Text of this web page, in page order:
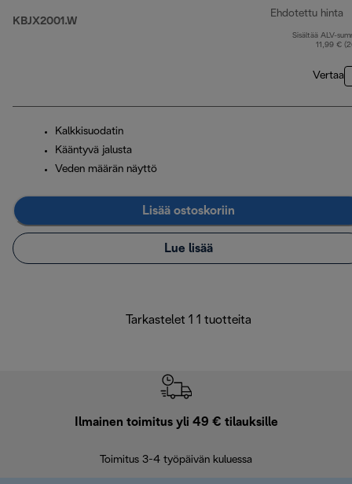
KBJX2001.W
Ehdotettu hinta
Sisältää ALV-
11,99 €
Vertaa
Kalkkisuodatin
Kääntyvä jalusta
Veden määrän näyttö
Lisää ostoskoriin
Lue lisää
Tarkastelet 1 1 tuotteita
Ilmainen toimitus yli 49 € tilauksille
Toimitus 3-4 työpäivän kuluessa